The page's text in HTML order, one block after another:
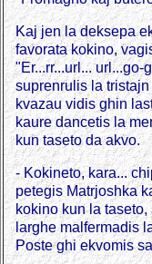
Kaj jen la deksepa
favorata kokino,
"Er...rr...url...
suprenrulis la
kvazau vidis ghin
kaure dancetis la
kun taseto da akvo.
- Kokineto, kara...
petegis Matrjoshka
kokino kun la
larghe malfermadis
Poste ghi ekvomis